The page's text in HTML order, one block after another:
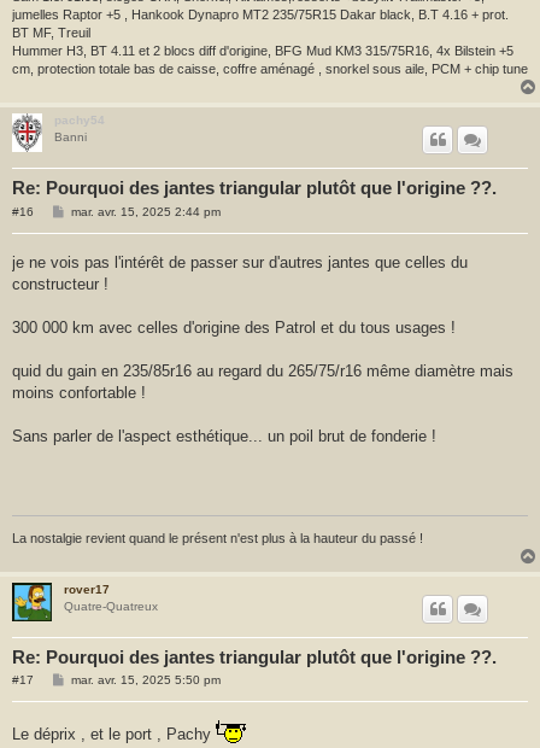
jumelles Raptor +5 , Hankook Dynapro MT2 235/75R15 Dakar black, B.T 4.16 + prot.
BT MF, Treuil
Hummer H3, BT 4.11 et 2 blocs diff d'origine, BFG Mud KM3 315/75R16, 4x Bilstein +5
cm, protection totale bas de caisse, coffre aménagé , snorkel sous aile, PCM + chip tune
pachy54
Banni
Re: Pourquoi des jantes triangular plutôt que l'origine ??.
#16
M
s
a
g
mar. avr. 15, 2025 2:44 pm
je ne vois pas l'intérêt de passer sur d'autres jantes que celles du
constructeur !
300 000 km avec celles d'origine des Patrol et du tous usages !
quid du gain en 235/85r16 au regard du 265/75/r16 même diamètre mais
moins confortable !
Sans parler de l'aspect esthétique... un poil brut de fonderie !
La nostalgie revient quand le présent n'est plus à la hauteur du passé !
rover17
Quatre-Quatreux
Re: Pourquoi des jantes triangular plutôt que l'origine ??.
#17
M
a
mar. avr. 15, 2025 5:50 pm
Le déprix , et le port , Pachy